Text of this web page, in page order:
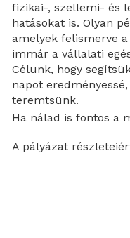
fizikai-, szellemi- és
hatásokat is. Olyan
amelyek felismerve
immár a vállalati
Célunk, hogy
napot
teremtsünk.
Ha nálad is fontos a
A pályázat